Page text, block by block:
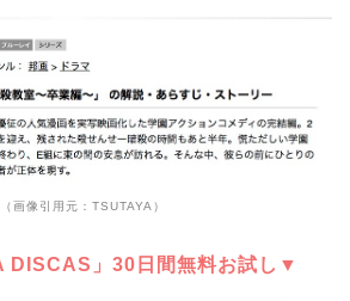
（画像引用元：TSUTAYA）
DISCAS」30日間無料お試し▼